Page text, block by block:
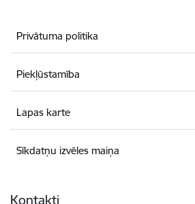
Privātuma politika
Piekļūstamība
Lapas karte
Sīkdatņu izvēles maiņa
Kontakti